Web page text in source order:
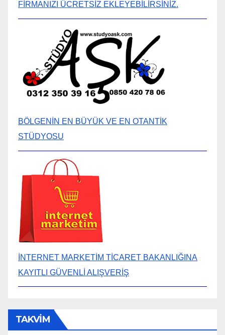
FİRMANIZI ÜCRETSİZ EKLEYEBİLİRSİNİZ.
BÖLGENİN EN BÜYÜK VE EN OTANTİK
STÜDYOSU
İNTERNET MARKETİM TİCARET BAKANLIĞINA
KAYITLI GÜVENLİ ALIŞVERİŞ
TAKVİM